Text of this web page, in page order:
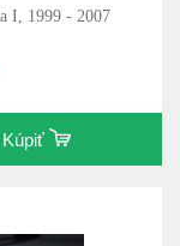
I, 1999 - 2007
Kúpiť